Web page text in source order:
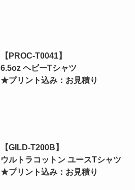
【PROC-T0041】
6.5oz ヘビーTシャツ
★プリント込み：お見積り
【GILD-T200B】
ウルトラコットン ユースTシャツ
★プリント込み：お見積り